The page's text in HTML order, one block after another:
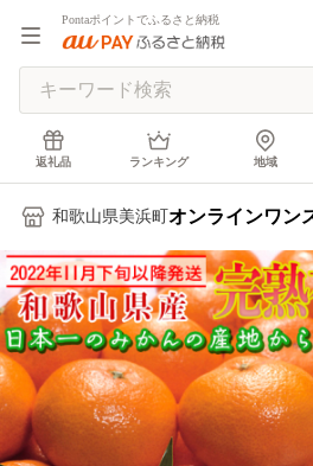
Pontaポイントでふるさと納税
返礼品 ランキング 地域
和歌山県美浜町 オンラインワン